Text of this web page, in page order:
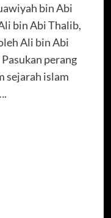
bin Abi
bin Abi Thalib,
Ali bin Abi
perang
sejarah islam